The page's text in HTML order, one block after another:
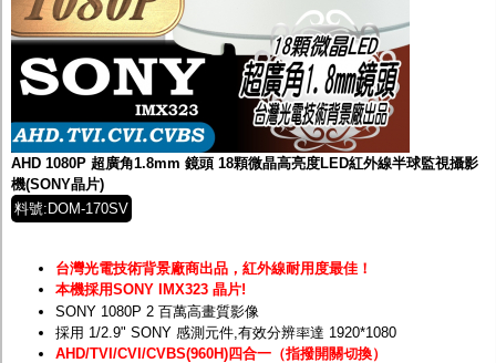
AHD 1080P 超廣角1.8mm 鏡頭 18顆微晶高亮度LED紅外線半球監視攝影
機(SONY晶片)
料號:DOM-170SV
台灣光電技術背景廠商出品，紅外線耐用度最佳！
本機採用SONY IMX323 晶片!
SONY 1080P 2 百萬高畫質影像
採用 1/2.9" SONY 感測元件,有效分辨率達 1920*1080
AHD/TVI/CVI/CVBS(960H)四合一（指撥開關切換）